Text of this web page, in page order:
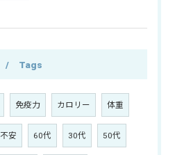
Tags
免疫力 カロリー 体重
不安 60代 30代 50代